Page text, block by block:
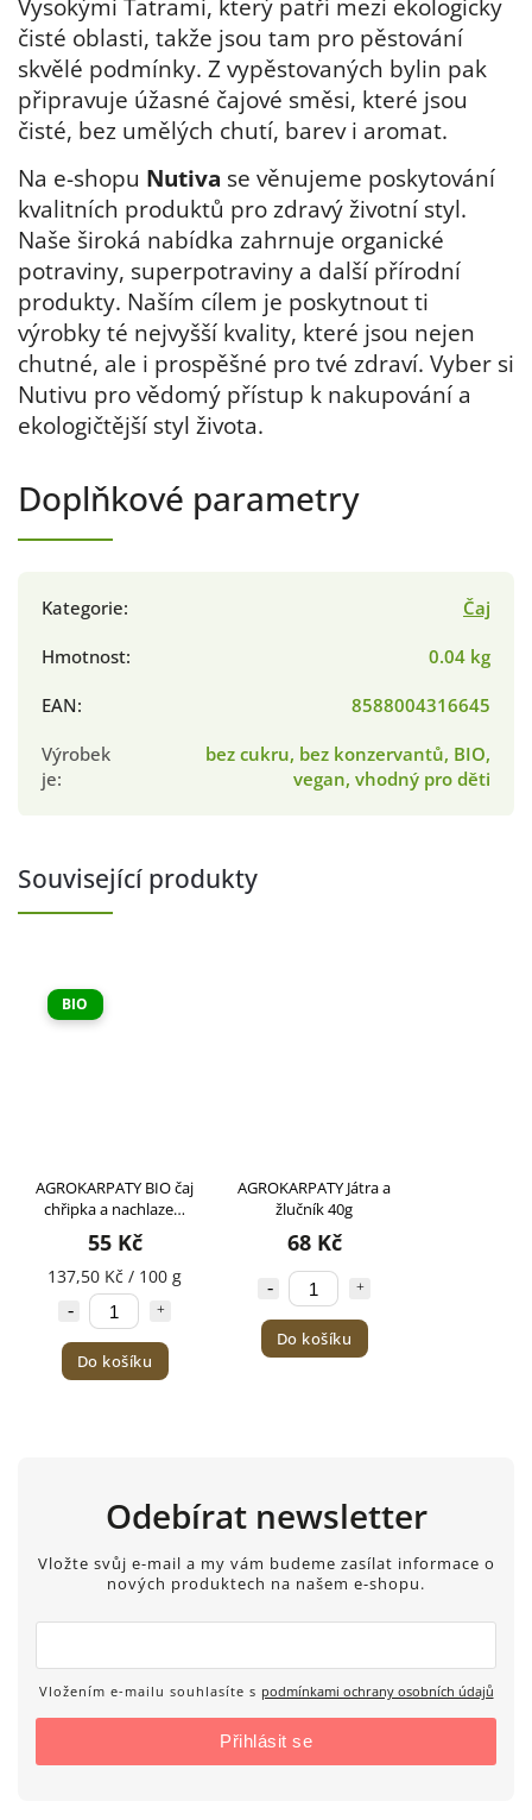
Vysokými Tatrami, který patří mezi ekologicky
čisté oblasti, takže jsou tam pro pěstování
skvělé podmínky. Z vypěstovaných bylin pak
připravuje úžasné čajové směsi, které jsou
čisté, bez umělých chutí, barev i aromat.
Na e-shopu Nutiva se věnujeme poskytování
kvalitních produktů pro zdravý životní styl.
Naše široká nabídka zahrnuje organické
potraviny, superpotraviny a další přírodní
produkty. Naším cílem je poskytnout ti
výrobky té nejvyšší kvality, které jsou nejen
chutné, ale i prospěšné pro tvé zdraví. Vyber si
Nutivu pro vědomý přístup k nakupování a
ekologičtější styl života.
Doplňkové parametry
Kategorie:
Čaj
Hmotnost:
0.04 kg
EAN:
8588004316645
Výrobek
je:
bez cukru, bez konzervantů, BIO,
vegan, vhodný pro děti
Související produkty
BIO
AGROKARPATY BIO čaj
chřipka a nachlazení
40g
55 Kč
137,50 Kč / 100 g
Do košíku
AGROKARPATY Játra a
žlučník 40g
68 Kč
Do košíku
Odebírat newsletter
Vložte svůj e-mail a my vám budeme zasílat informace o
nových produktech na našem e-shopu.
Vložením e-mailu souhlasíte s podmínkami ochrany osobních údajů
Přihlásit se